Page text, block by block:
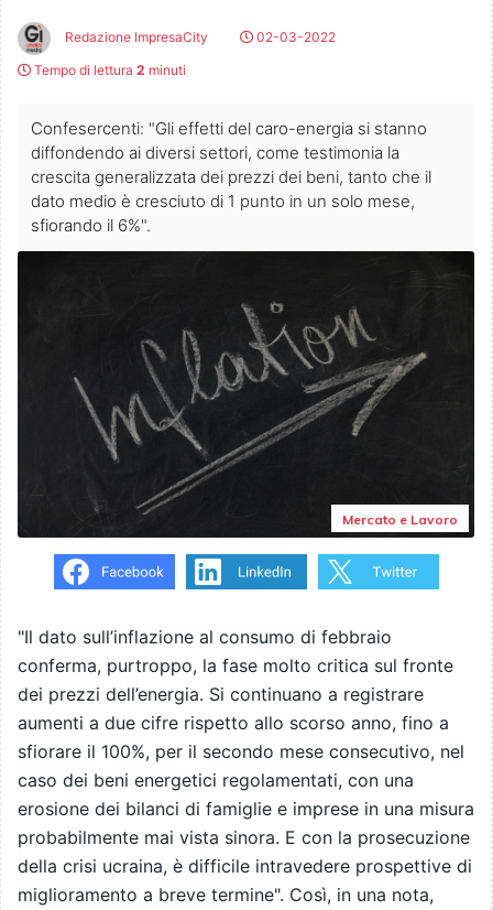
Redazione ImpresaCity
02-03-2022
Tempo di lettura 2 minuti
Confesercenti: "Gli effetti del caro-energia si stanno
diffondendo ai diversi settori, come testimonia la
crescita generalizzata dei prezzi dei beni, tanto che il
dato medio è cresciuto di 1 punto in un solo mese,
sfiorando il 6%".
Mercato e Lavoro
"Il dato sull’inflazione al consumo di febbraio
conferma, purtroppo, la fase molto critica sul fronte
dei prezzi dell’energia. Si continuano a registrare
aumenti a due cifre rispetto allo scorso anno, fino a
sfiorare il 100%, per il secondo mese consecutivo, nel
caso dei beni energetici regolamentati, con una
erosione dei bilanci di famiglie e imprese in una misura
probabilmente mai vista sinora. E con la prosecuzione
della crisi ucraina, è difficile intravedere prospettive di
miglioramento a breve termine". Così, in una nota,